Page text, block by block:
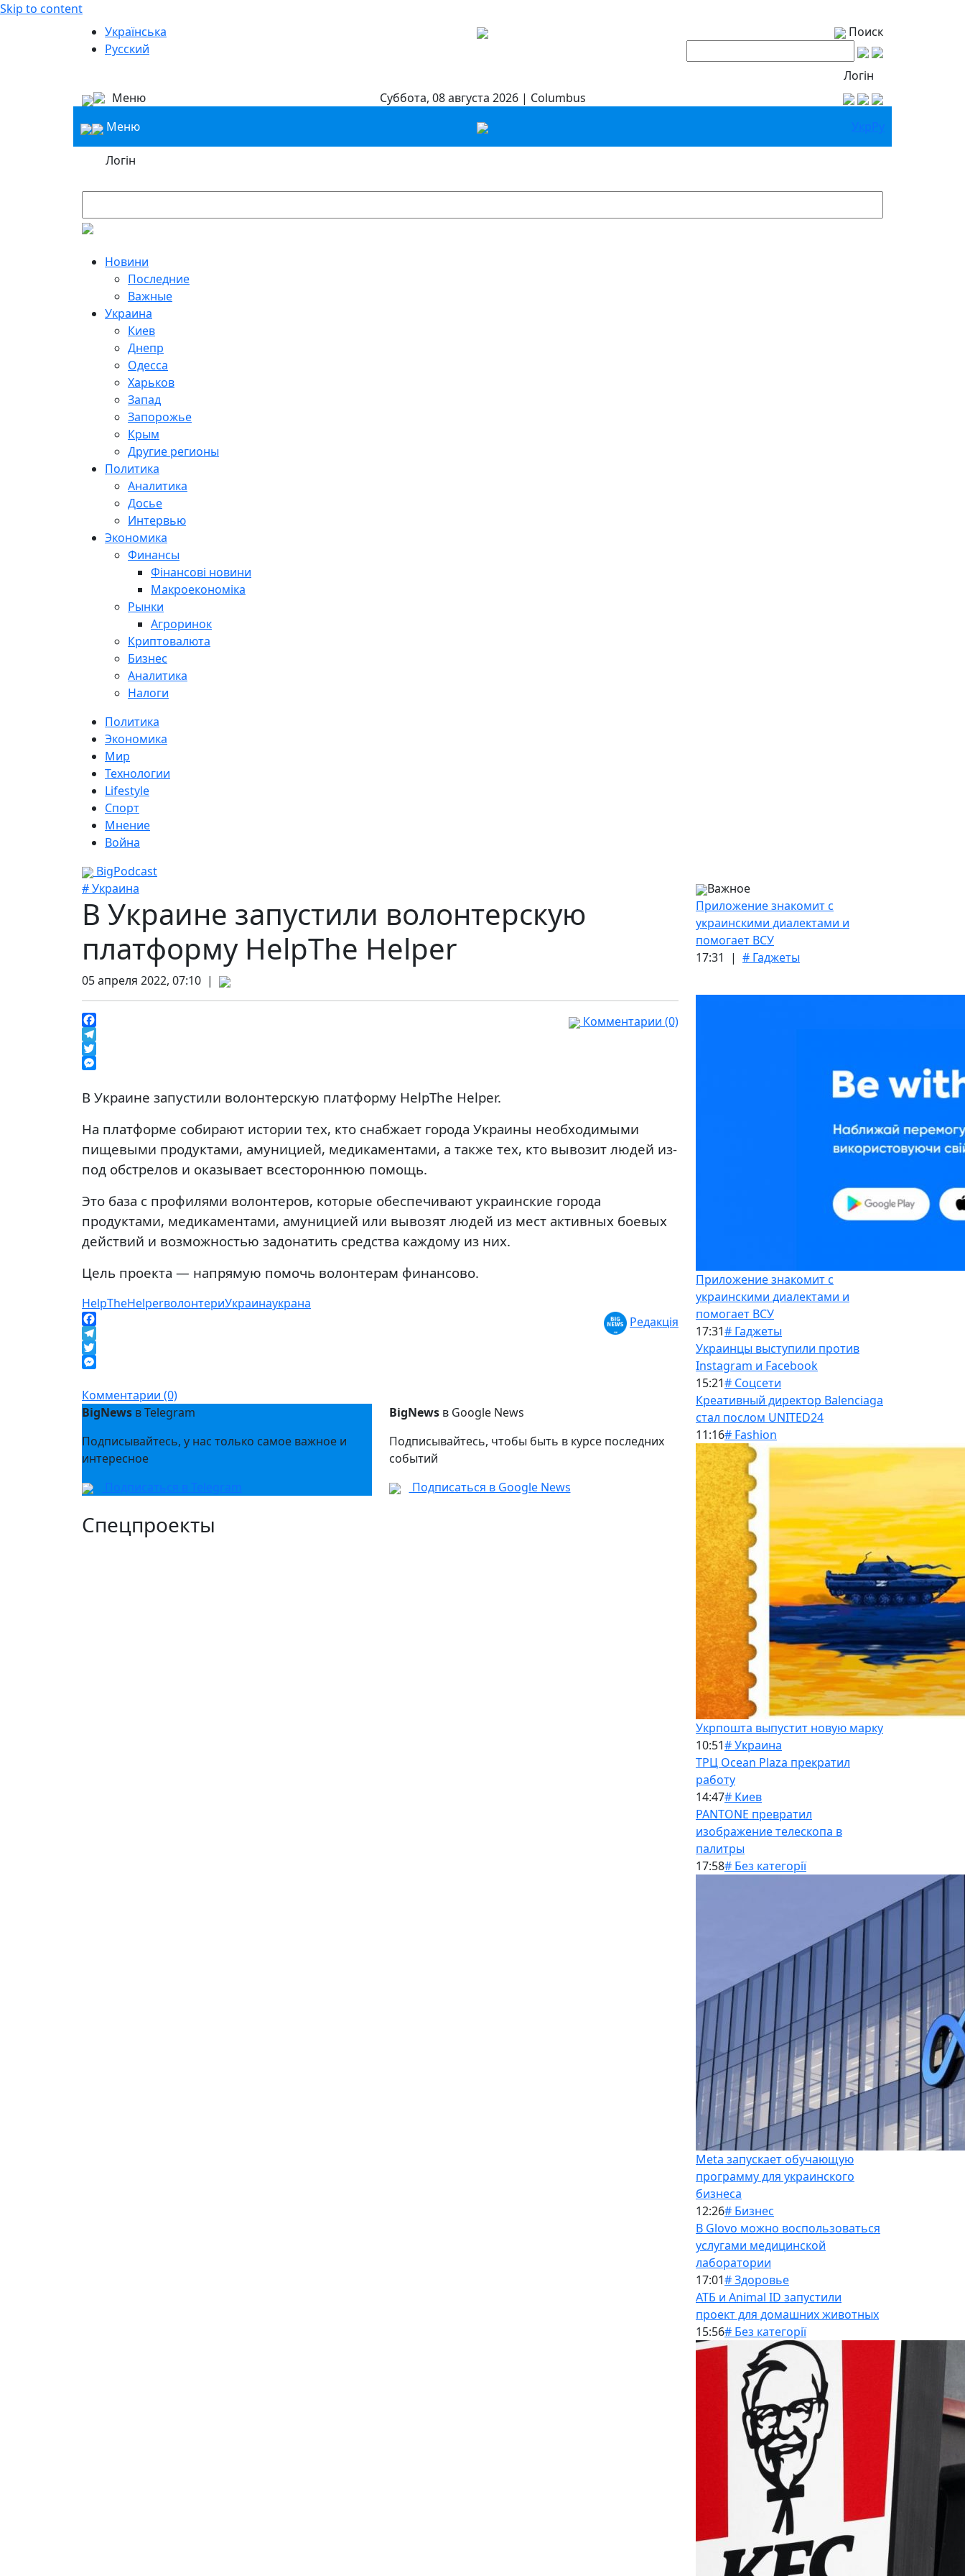
Skip to content
Українська
Русский
Поиск
Логін
Меню
Суббота, 08 августа 2026 | Columbus
Меню
УкрРу
Логін
Новини
Последние
Важные
Украина
Киев
Днепр
Одесса
Харьков
Запад
Запорожье
Крым
Другие регионы
Политика
Аналитика
Досье
Интервью
Экономика
Финансы
Фінансові новини
Макроекономіка
Рынки
Агроринок
Криптовалюта
Бизнес
Аналитика
Налоги
Политика
Экономика
Мир
Технологии
Lifestyle
Спорт
Мнение
Война
BigPodcast
# Украина
В Украине запустили волонтерскую
платформу HelpThe Helper
05 апреля 2022, 07:10 |
Facebook
Telegram
Twitter
Комментарии (0)
В Украине запустили волонтерскую платформу HelpThe Helper.
На платформе собирают истории тех, кто снабжает города Украины необходимыми
пищевыми продуктами, амуницией, медикаментами, а также тех, кто вывозит людей из-
под обстрелов и оказывает всестороннюю помощь.
Это база с профилями волонтеров, которые обеспечивают украинские города
продуктами, медикаментами, амуницией или вывозят людей из мест активных боевых
действий и возможностью задонатить средства каждому из них.
Цель проекта — напрямую помочь волонтерам финансово.
HelpTheHelperволонтериУкраинаукрана
Facebook
Telegram
Twitter
Редакція
Комментарии (0)
BigNews в Telegram
Подписывайтесь, у нас только самое важное и
интересное
Подписаться в Telegram
BigNewsв Google News
Подписывайтесь, чтобы быть в курсе последних
событий
Подписаться в Google News
Спецпроекты
Важное
Приложение знакомит с
украинскими диалектами и
помогает ВСУ
17:31 | # Гаджеты
Приложение знакомит с
украинскими диалектами и
помогает ВСУ
17:31# Гаджеты
Украинцы выступили против
Instagram и Facebook
15:21# Соцсети
Креативный директор Balenciaga
стал послом UNITED24
11:16# Fashion
Укрпошта выпустит новую марку
10:51# Украина
ТРЦ Ocean Plaza прекратил
работу
14:47# Киев
PANTONE превратил
изображение телескопа в
палитры
17:58# Без категорії
Meta запускает обучающую
программу для украинского
бизнеса
12:26# Бизнес
В Glovo можно воспользоваться
услугами медицинской
лаборатории
17:01# Здоровье
АТБ и Animal ID запустили
проект для домашних животных
15:56# Без категорії